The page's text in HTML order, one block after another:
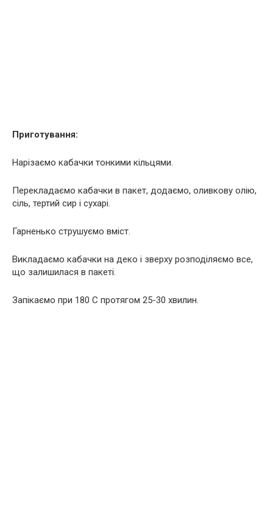
Приготування:
Нарізаємо кабачки тонкими кільцями.
Перекладаємо кабачки в пакет, додаємо, оливкову олію,
сіль, тертий сир і сухарі.
Гарненько струшуємо вміст.
Викладаємо кабачки на деко і зверху розподіляємо все,
що залишилася в пакеті.
Запікаємо при 180 С протягом 25-30 хвилин.